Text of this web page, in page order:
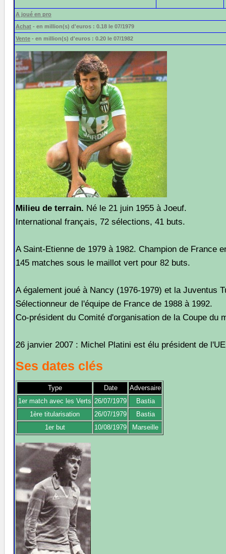
A joué en pro
Achat - en million(s) d'euros : 0.18 le 07/1979
Vente - en million(s) d'euros : 0.20 le 07/1982
Milieu de terrain. Né le 21 juin 1955 à Joeuf.
International français, 72 sélections, 41 buts.
A Saint-Etienne de 1979 à 1982. Champion de France
145 matches sous le maillot vert pour 82 buts.
A également joué à Nancy (1976-1979) et la Juventus
Sélectionneur de l'équipe de France de 1988 à 1992.
Co-président du Comité d'organisation de la Coupe du
26 janvier 2007 : Michel Platini est élu président de
Ses dates clés
Type Date
Adversaire
1er match avec les Verts 26/07/1979
Bastia
1ère titularisation
26/07/1979
Bastia
1er but
10/08/1979 Marseille